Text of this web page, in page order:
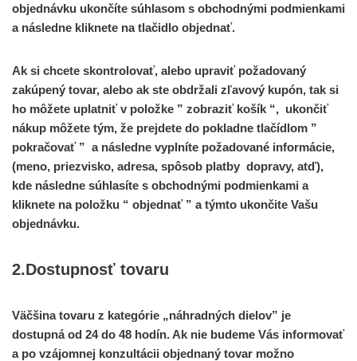
objednávku ukončíte súhlasom s obchodnými podmienkami
a následne kliknete na tlačidlo objednať.
Ak si chcete skontrolovať, alebo upraviť požadovaný
zakúpený tovar, alebo ak ste obdržali zľavový kupón, tak si
ho môžete uplatniť v položke ” zobraziť košík “, ukončiť
nákup môžete tým, že prejdete do pokladne tlačídlom ”
pokračovať” a následne vyplníte požadované informácie,
(meno, priezvisko, adresa, spôsob platby dopravy, atď),
kde následne súhlasíte s obchodnými podmienkami a
kliknete na položku “ objednať” a týmto ukončite Vašu
objednávku.
2.Dostupnosť tovaru
Väčšina tovaru z kategórie „náhradných dielov” je
dostupná od 24 do 48 hodín. Ak nie budeme Vás informovať
a po vzájomnej konzultácii objednaný tovar možno